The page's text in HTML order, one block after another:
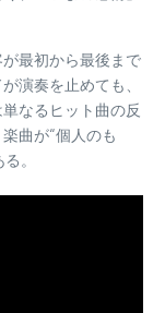
最初から最後まで
演奏を止めても、
なるヒット曲の反
曲が“個人のも
。